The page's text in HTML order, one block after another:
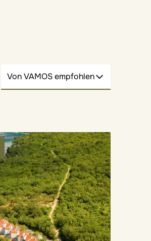
Von VAMOS empfohlen